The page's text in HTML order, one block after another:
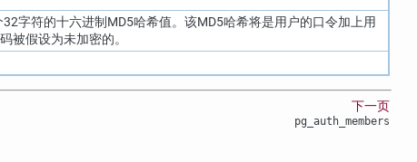
字符的十六进制MD5哈希值。该MD5哈希将是用户的口令加上用
被假设为未加密的。
下一页
pg_auth_members